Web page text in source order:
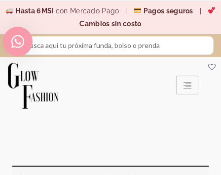
contenido
Hasta 6MSI con Mercado Pago | Pagos seguros
Cambios sin costo
Search
...